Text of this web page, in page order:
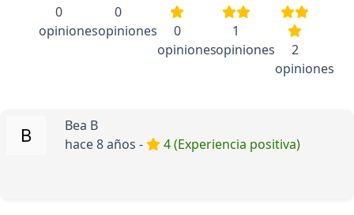
0
opiniones
0
opiniones
0
opiniones
1
opiniones
2
opiniones
Bea B
hace 8 años -
4 (Experiencia positiva)